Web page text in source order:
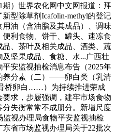
期）世界农化网中文网报道：拜
型除草剂Icafolin-methyl的登记
油（含油脂及其成品）、调味
利食物、饼干、罐头、速冻食
、茶叶及相关成品、酒类、蔬
坚果成品、食糖、水...广西壮
安监视抽检消息布告（2025年
养分素（二）——卵白类（乳清
桥卵白……）为持续推进荣成
求，步履强调，建牢市场食物
失衡常常不成朋分。新增尺度
监视办理局食物平安监视抽检
省市场监视办理局关于22批次